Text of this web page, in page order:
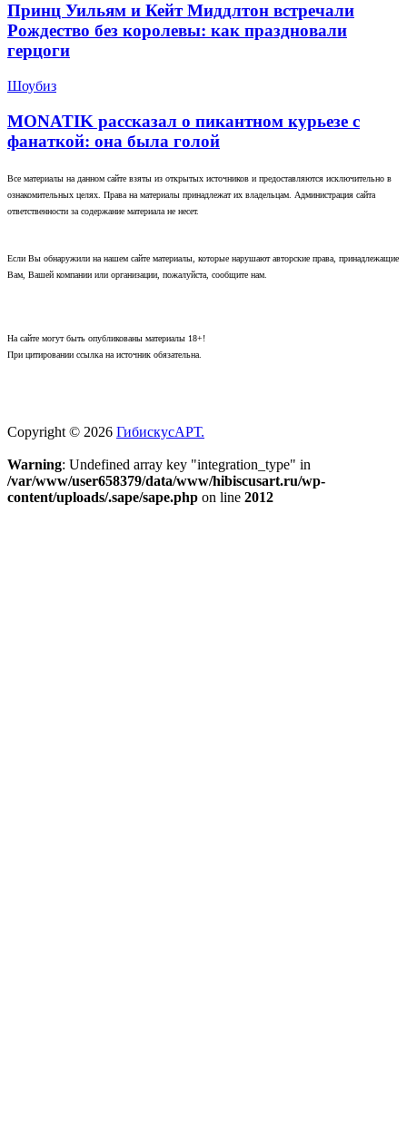
Принц Уильям и Кейт Миддлтон встречали
Рождество без королевы: как праздновали
герцоги
Шоубиз
MONATIK рассказал о пикантном курьезе с
фанаткой: она была голой
Все материалы на данном сайте взяты из открытых источников и предоставляются исключительно в
ознакомительных целях. Права на материалы принадлежат их владельцам. Администрация сайта
ответственности за содержание материала не несет.
Если Вы обнаружили на нашем сайте материалы, которые нарушают авторские права, принадлежащие
Вам, Вашей компании или организации, пожалуйста, сообщите нам.
На сайте могут быть опубликованы материалы 18+!
При цитировании ссылка на источник обязательна.
Copyright © 2026 ГибискусАРТ.
Warning: Undefined array key "integration_type" in
/var/www/user658379/data/www/hibiscusart.ru/wp-
content/uploads/.sape/sape.php on line 2012